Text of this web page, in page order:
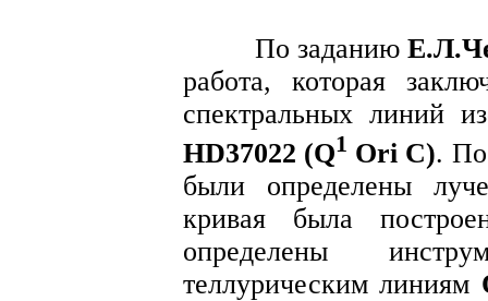
По заданию
работа, которая
спектральных линий
HD37022 (Q1 Ori C).
были определены
кривая была
определены
теллурическим линиям